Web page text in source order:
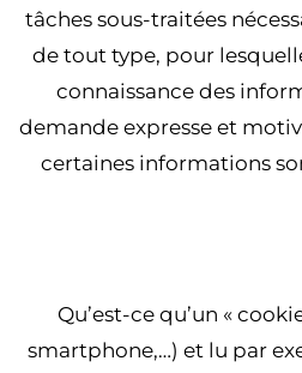
tâches sous-traitées
de tout type, pour
connaissance des
demande expresse et
certaines informations
Qu’est-ce qu’un «
smartphone,…) et lu par